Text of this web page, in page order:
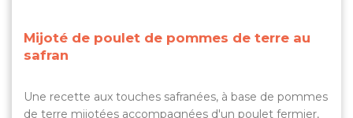
Mijoté de poulet de pommes de terre au
safran
Une recette aux touches safranées, à base de pommes
de terre mijotées accompagnées d'un poulet fermier,